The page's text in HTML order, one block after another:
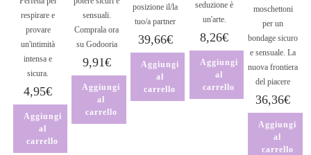
respirare e
provare
un'intimità
intensa e
sicura.
4,95€
Aggiungi
al
carrello
sensuali.
Comprala ora
su Godooria
9,91€
Aggiungi
al
carrello
posizione il/la
tuo/a partner
39,66€
Aggiungi
al
carrello
seduzione è
un'arte.
8,26€
Aggiungi
al
carrello
moschettoni
per un
bondage sicuro
e sensuale. La
nuova frontiera
del piacere
36,36€
Aggiungi
al
carrello